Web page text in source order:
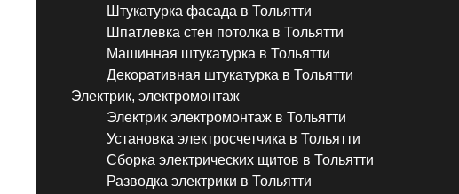
Штукатурка фасада в Тольятти
Шпатлевка стен потолка в Тольятти
Машинная штукатурка в Тольятти
Декоративная штукатурка в Тольятти
Электрик, электромонтаж
Электрик электромонтаж в Тольятти
Установка электросчетчика в Тольятти
Сборка электрических щитов в Тольятти
Разводка электрики в Тольятти